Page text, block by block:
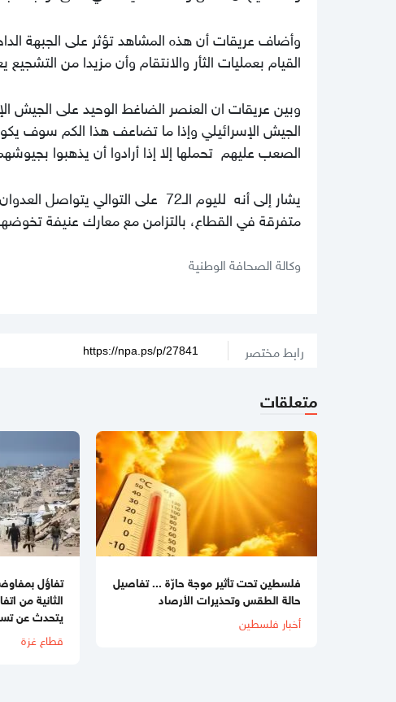
وأضاف عريقات أن هذه المشاهد تؤثر على الجبهة
القيام بعمليات الثأر والانتقام وأن مزيدا من
وبين عريقات ان العنصر الضاغط الوحيد على الجيش
الجيش الإسرائيلي وإذا ما تضاعف هذا الكم سوف
الصعب عليهم تحملها إلا إذا أرادوا أن يذهبوا
يشار إلى أنه لليوم الـ72 على
متفرقة في القطاع، بالتزامن مع معارك عنيفة
وكالة الصحافة الوطنية
رابط مختصر
متعلقات
فلسطين تحت تأثير موجة حارّة ... تفاصيل
حالة الطقس وتحذيرات الأرصاد
أخبار فلسطين
تفاؤل
الثانية من
يتحدث عن
قطاع غزة